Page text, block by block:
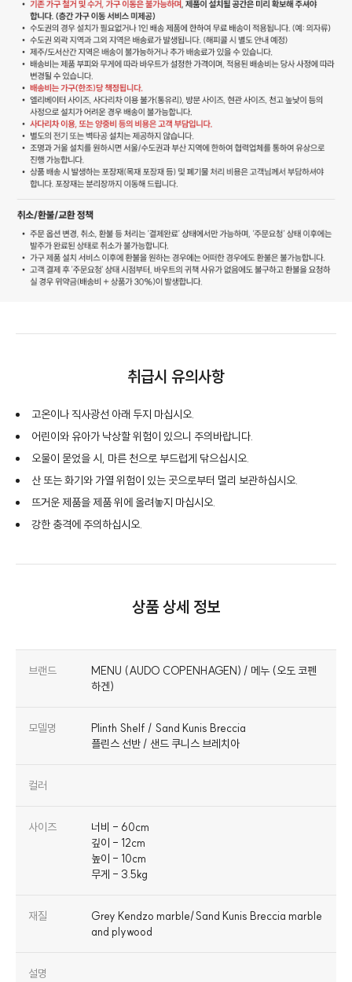
취급시 유의사항
고온이나 직사광선 아래 두지 마십시오.
어린이와 유아가 낙상할 위험이 있으니 주의바랍니다.
오물이 묻었을 시, 마른 천으로 부드럽게 닦으십시오.
산 또는 화기와 가열 위험이 있는 곳으로부터 멀리 보관하십시오.
뜨거운 제품을 제품 위에 올려놓지 마십시오.
강한 충격에 주의하십시오.
상품 상세 정보
브랜드
MENU (AUDO COPENHAGEN) / 메누 (오도 코펜
하겐)
모델명
Plinth Shelf / Sand Kunis Breccia
플린스 선반 / 샌드 쿠니스 브레치아
컬러
사이즈
너비 - 60cm
깊이 - 12cm
높이 - 10cm
무게 - 3.5kg
재질
Grey Kendzo marble/Sand Kunis Breccia marble
and plywood
설명